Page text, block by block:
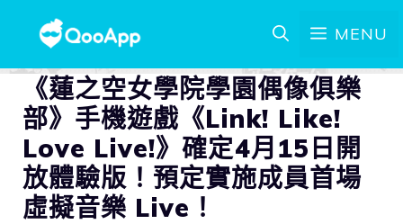
MENU
《蓮之空女學院學園偶像俱樂
部》手機遊戲《Link! Like!
Love Live!》確定4月15日開
放體驗版！預定實施成員首場
虛擬音樂 Live！